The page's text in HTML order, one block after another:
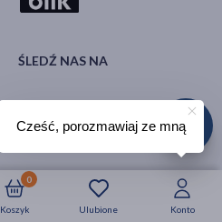
Nowości Krótkie daty
Ulubione
Koszyk
0
Konto
ŚLEDŹ NAS NA
Cześć, porozmawiaj ze mną